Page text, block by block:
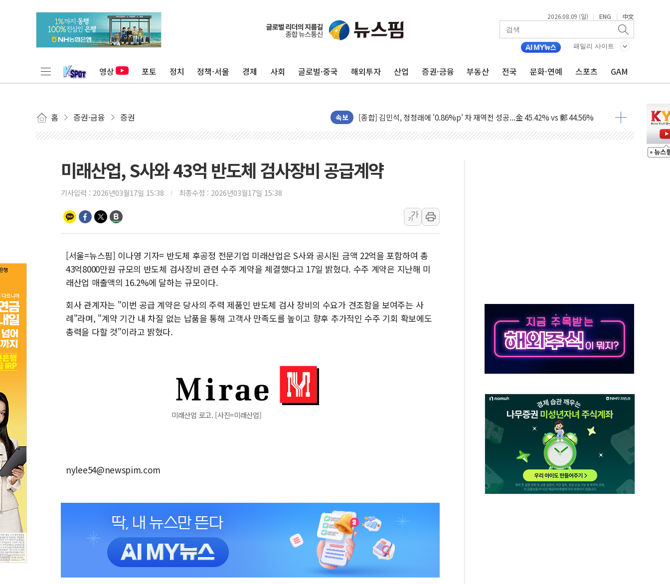
2026.08.09 (일) | ENG | 中文
패밀리 사이트
영상 포토 정치 정책·서울 경제 사회 글로벌·중국 해외투자 산업 증권·금융 부동산 전국 문화·연예 스포츠 GAM
홈 증권·금융 증권 속보
포항시 재난예산 40억 긴급 투입…고수온 양식장 복구·지원 '총력'
[종합] 김민석, 정청래에 '0.86%p' 차 재역전 성공...金 45.42% vs 鄭 44.56%
[속보] 민주, 제주·인천 경선 결과 발표...김민석 47.75% 정청래 42.08%
이번주 국내 주요 금융일정(8.10~8.14)
美, 이란전 출구전략 만지작…공습 한계·탄약 부족 현실화
폐기물 수거하다 참변…60대 환경미화원 수거차에 치여 사망
여수 오동도 인근 해상서 모터보트 전복…1명 사망·1명 실종
추미애, '위안부' 피해자 기림의 날 참석..."국제적 시민 연대로 목소리 내야"
인천 선재도 갯벌서 해루질 중 실종 60대 나흘만에 숨진 채 발견
인천서 말다툼 중 어머니 흉기 살해 10대 아들 체포
미래산업, S사와 43억 반도체 검사장비 공급계약
기사입력 : 2026년03월17일 15:38 최종수정 : 2026년03월17일 15:38
가
가
[서울=뉴스핌] 이나영 기자= 반도체 후공정 전문기업 미래산업은 S사와 공시된 금액 22억을 포함하여 총
43억8000만원 규모의 반도체 검사장비 관련 수주 계약을 체결했다고 17일 밝혔다. 수주 계약은 지난해 미
래산업 매출액의 16.2%에 달하는 규모이다.
회사 관계자는 "이번 공급 계약은 당사의 주력 제품인 반도체 검사 장비의 수요가 견조함을 보여주는 사
례"라며, "계약 기간 내 차질 없는 납품을 통해 고객사 만족도를 높이고 향후 추가적인 수주 기회 확보에도
총력을 다할 것"이라고 밝혔다.
미래산업 로고. [사진=미래산업]
nylee54@newspim.com